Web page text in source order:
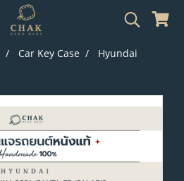
Car Key Case
Hyundai